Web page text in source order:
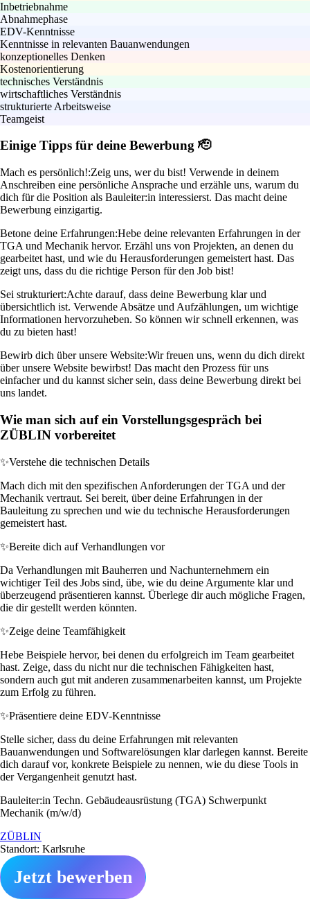
Inbetriebnahme
Abnahmephase
EDV-Kenntnisse
Kenntnisse in relevanten Bauanwendungen
konzeptionelles Denken
Kostenorientierung
technisches Verständnis
wirtschaftliches Verständnis
strukturierte Arbeitsweise
Teamgeist
Einige Tipps für deine Bewerbung 🫡
Mach es persönlich!:Zeig uns, wer du bist! Verwende in deinem
Anschreiben eine persönliche Ansprache und erzähle uns, warum du
dich für die Position als Bauleiter:in interessierst. Das macht deine
Bewerbung einzigartig.
Betone deine Erfahrungen:Hebe deine relevanten Erfahrungen in der
TGA und Mechanik hervor. Erzähl uns von Projekten, an denen du
gearbeitet hast, und wie du Herausforderungen gemeistert hast. Das
zeigt uns, dass du die richtige Person für den Job bist!
Sei strukturiert:Achte darauf, dass deine Bewerbung klar und
übersichtlich ist. Verwende Absätze und Aufzählungen, um wichtige
Informationen hervorzuheben. So können wir schnell erkennen, was
du zu bieten hast!
Bewirb dich über unsere Website:Wir freuen uns, wenn du dich direkt
über unsere Website bewirbst! Das macht den Prozess für uns
einfacher und du kannst sicher sein, dass deine Bewerbung direkt bei
uns landet.
Wie man sich auf ein Vorstellungsgespräch bei
ZÜBLIN vorbereitet
✨Verstehe die technischen Details
Mach dich mit den spezifischen Anforderungen der TGA und der
Mechanik vertraut. Sei bereit, über deine Erfahrungen in der
Bauleitung zu sprechen und wie du technische Herausforderungen
gemeistert hast.
✨Bereite dich auf Verhandlungen vor
Da Verhandlungen mit Bauherren und Nachunternehmern ein
wichtiger Teil des Jobs sind, übe, wie du deine Argumente klar und
überzeugend präsentieren kannst. Überlege dir auch mögliche Fragen,
die dir gestellt werden könnten.
✨Zeige deine Teamfähigkeit
Hebe Beispiele hervor, bei denen du erfolgreich im Team gearbeitet
hast. Zeige, dass du nicht nur die technischen Fähigkeiten hast,
sondern auch gut mit anderen zusammenarbeiten kannst, um Projekte
zum Erfolg zu führen.
✨Präsentiere deine EDV-Kenntnisse
Stelle sicher, dass du deine Erfahrungen mit relevanten
Bauanwendungen und Softwarelösungen klar darlegen kannst. Bereite
dich darauf vor, konkrete Beispiele zu nennen, wie du diese Tools in
der Vergangenheit genutzt hast.
Bauleiter:in Techn. Gebäudeausrüstung (TGA) Schwerpunkt
Mechanik (m/w/d)
ZÜBLIN
Standort: Karlsruhe
Jetzt bewerben